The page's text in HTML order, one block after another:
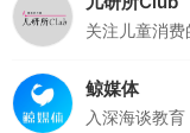
关注儿童消
鲸媒体
入深海谈教